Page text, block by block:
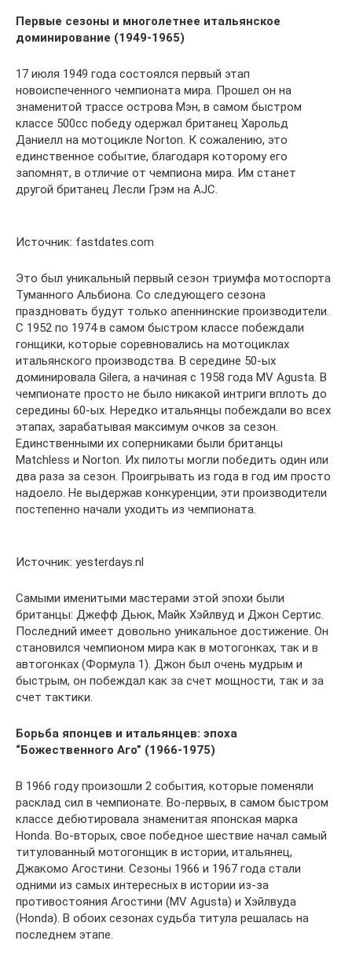
Первые сезоны и многолетнее итальянское
доминирование (1949-1965)
17 июля 1949 года состоялся первый этап
новоиспеченного чемпионата мира. Прошел он на
знаменитой трассе острова Мэн, в самом быстром
классе 500сс победу одержал британец Харольд
Даниелл на мотоцикле Norton. К сожалению, это
единственное событие, благодаря которому его
запомнят, в отличие от чемпиона мира. Им станет
другой британец Лесли Грэм на AJC.
Источник: fastdates.com
Это был уникальный первый сезон триумфа мотоспорта
Туманного Альбиона. Со следующего сезона
праздновать будут только апеннинские производители.
С 1952 по 1974 в самом быстром классе побеждали
гонщики, которые соревновались на мотоциклах
итальянского производства. В середине 50-ых
доминировала Gilera, а начиная с 1958 года MV Agusta. В
чемпионате просто не было никакой интриги вплоть до
середины 60-ых. Нередко итальянцы побеждали во всех
этапах, зарабатывая максимум очков за сезон.
Единственными их соперниками были британцы
Matchless и Norton. Их пилоты могли победить один или
два раза за сезон. Проигрывать из года в год им просто
надоело. Не выдержав конкуренции, эти производители
постепенно начали уходить из чемпионата.
Источник: yesterdays.nl
Самыми именитыми мастерами этой эпохи были
британцы: Джефф Дьюк, Майк Хэйлвуд и Джон Сертис.
Последний имеет довольно уникальное достижение. Он
становился чемпионом мира как в мотогонках, так и в
автогонках (Формула 1). Джон был очень мудрым и
быстрым, он побеждал как за счет мощности, так и за
счет тактики.
Борьба японцев и итальянцев: эпоха
“Божественного Аго” (1966-1975)
В 1966 году произошли 2 события, которые поменяли
расклад сил в чемпионате. Во-первых, в самом быстром
классе дебютировала знаменитая японская марка
Honda. Во-вторых, свое победное шествие начал самый
титулованный мотогонщик в истории, итальянец,
Джакомо Агостини. Сезоны 1966 и 1967 года стали
одними из самых интересных в истории из-за
противостояния Агостини (MV Agusta) и Хэйлвуда
(Honda). В обоих сезонах судьба титула решалась на
последнем этапе.